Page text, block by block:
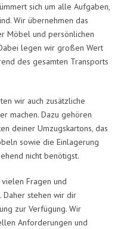
sich um alle Aufgaben,
Wir übernehmen das
Möbel und persönlichen
legen wir großen Wert
des gesamten Transports
wir auch zusätzliche
machen. Dazu gehören
deiner Umzugskartons, das
sowie die Einlagerung
nicht benötigst.
Fragen und
Daher stehen wir dir
zur Verfügung. Wir
Anforderungen und